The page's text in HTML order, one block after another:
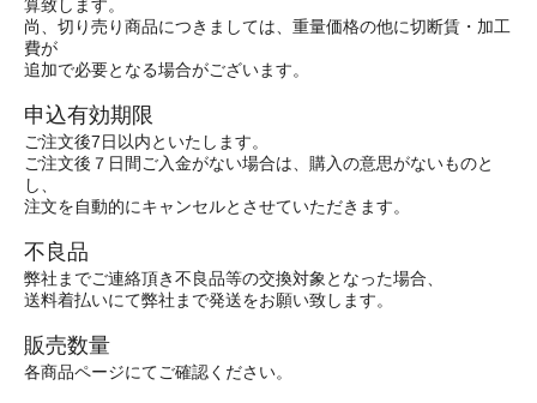
算致します。
尚、切り売り商品につきましては、重量価格の他に切断賃・加工
費が
追加で必要となる場合がございます。
申込有効期限
ご注文後7日以内といたします。
ご注文後７日間ご入金がない場合は、購入の意思がないものと
し、
注文を自動的にキャンセルとさせていただきます。
不良品
弊社までご連絡頂き不良品等の交換対象となった場合、
送料着払いにて弊社まで発送をお願い致します。
販売数量
各商品ページにてご確認ください。